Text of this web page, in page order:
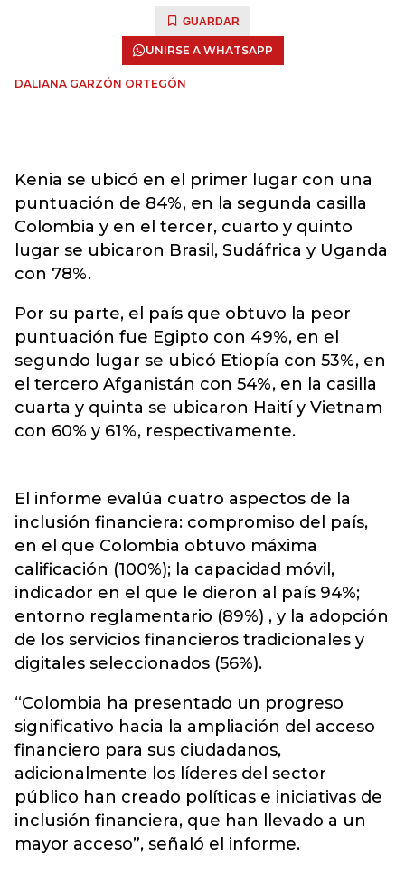
GUARDAR
UNIRSE A WHATSAPP
DALIANA GARZÓN ORTEGÓN
Kenia se ubicó en el primer lugar con una
puntuación de 84%, en la segunda casilla
Colombia y en el tercer, cuarto y quinto
lugar se ubicaron Brasil, Sudáfrica y Uganda
con 78%.
Por su parte, el país que obtuvo la peor
puntuación fue Egipto con 49%, en el
segundo lugar se ubicó Etiopía con 53%, en
el tercero Afganistán con 54%, en la casilla
cuarta y quinta se ubicaron Haití y Vietnam
con 60% y 61%, respectivamente.
El informe evalúa cuatro aspectos de la
inclusión financiera: compromiso del país,
en el que Colombia obtuvo máxima
calificación (100%); la capacidad móvil,
indicador en el que le dieron al país 94%;
entorno reglamentario (89%) , y la adopción
de los servicios financieros tradicionales y
digitales seleccionados (56%).
“Colombia ha presentado un progreso
significativo hacia la ampliación del acceso
financiero para sus ciudadanos,
adicionalmente los líderes del sector
público han creado políticas e iniciativas de
inclusión financiera, que han llevado a un
mayor acceso”, señaló el informe.